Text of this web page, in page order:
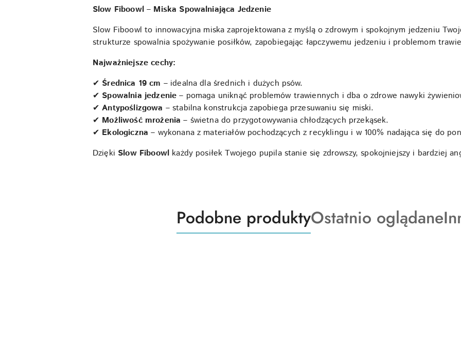
Slow Fiboowl – Miska Spowalniająca Jedzenie
Slow Fiboowl to innowacyjna miska zaprojektowana z myślą o zdrowym i spokojnym jedzeniu
strukturze spowalnia spożywanie posiłków, zapobiegając łapczywemu jedzeniu i problemom
Najważniejsze cechy:
✔ Średnica 19 cm – idealna dla średnich i dużych psów.
✔ Spowalnia jedzenie – pomaga uniknąć problemów trawiennych i dba o zdrowe nawyki
✔Antypoślizgowa – stabilna konstrukcja zapobiega przesuwaniu się miski.
✔ Możliwość mrożenia – świetna do przygotowywania chłodzących przekąsek.
✔ Ekologiczna – wykonana z materiałów pochodzących z recyklingu i w 100% nadająca się do
Dzięki Slow Fiboowl każdy posiłek Twojego pupila stanie się zdrowszy, spokojniejszy i bardziej
Produkty
o
Podobne produktyProdukty
o
Ostatnio oglądane